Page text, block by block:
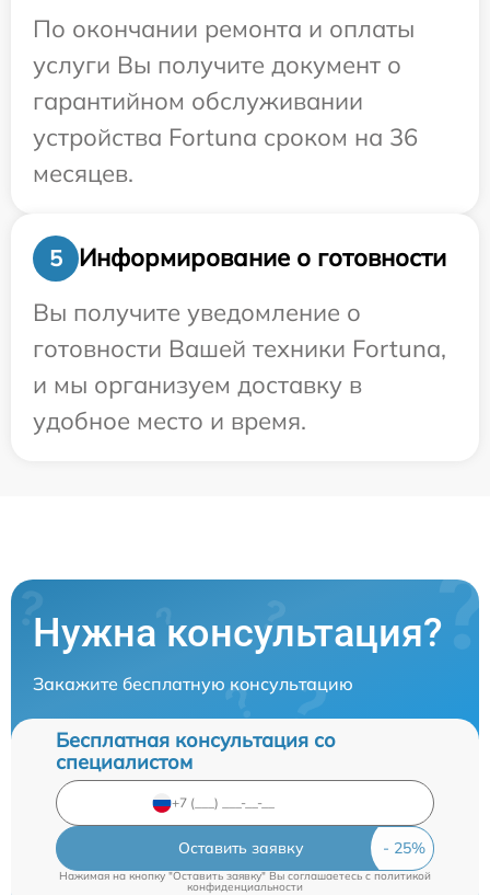
По окончании ремонта и оплаты
услуги Вы получите документ о
гарантийном обслуживании
устройства Fortuna сроком на 36
месяцев.
5
Информирование о готовности
Вы получите уведомление о
готовности Вашей техники Fortuna,
и мы организуем доставку в
удобное место и время.
Нужна консультация?
Закажите бесплатную консультацию
Бесплатная консультация со
специалистом
Оставить заявку
Нажимая на кнопку "Оставить заявку" Вы соглашаетесь cполитикой
конфиденциальности